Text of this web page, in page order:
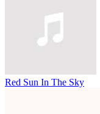
Red Sun In The Sky